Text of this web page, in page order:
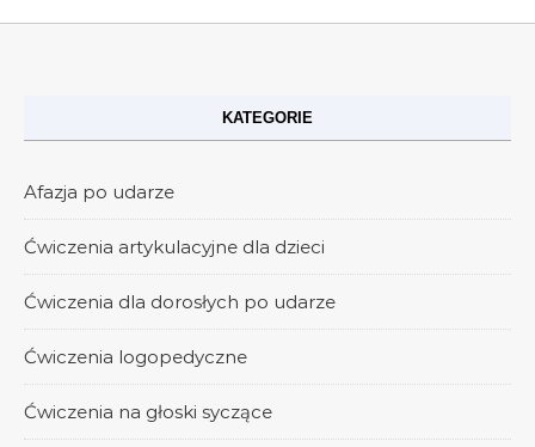
KATEGORIE
Afazja po udarze
Ćwiczenia artykulacyjne dla dzieci
Ćwiczenia dla dorosłych po udarze
Ćwiczenia logopedyczne
Ćwiczenia na głoski syczące